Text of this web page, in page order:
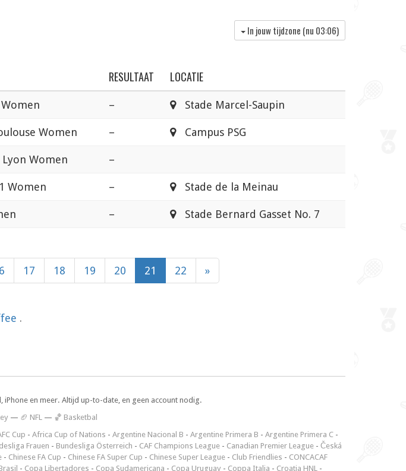
In jouw tijdzone (nu 03:06)
RESULTAAT LOCATIE
– Stade Marcel-Saupin
Women – Campus PSG
Women –
Women – Stade de la Meinau
– Stade Bernard Gasset No. 7
17 18 19 20 21 22 »
.
en meer. Altijd up-to-date, en geen account nodig.
— 🏈 NFL — 🏀 Basketbal
Cup - Africa Cup of Nations - Argentine Nacional B - Argentine Primera B - Argentine Primera C -
Frauen - Bundesliga Österreich - CAF Champions League - Canadian Premier League - Česká
- Chinese FA Cup - Chinese FA Super Cup - Chinese Super League - Club Friendlies - CONCACAF
- Copa Libertadores - Copa Sudamericana - Copa Uruguay - Coppa Italia - Croatia HNL -